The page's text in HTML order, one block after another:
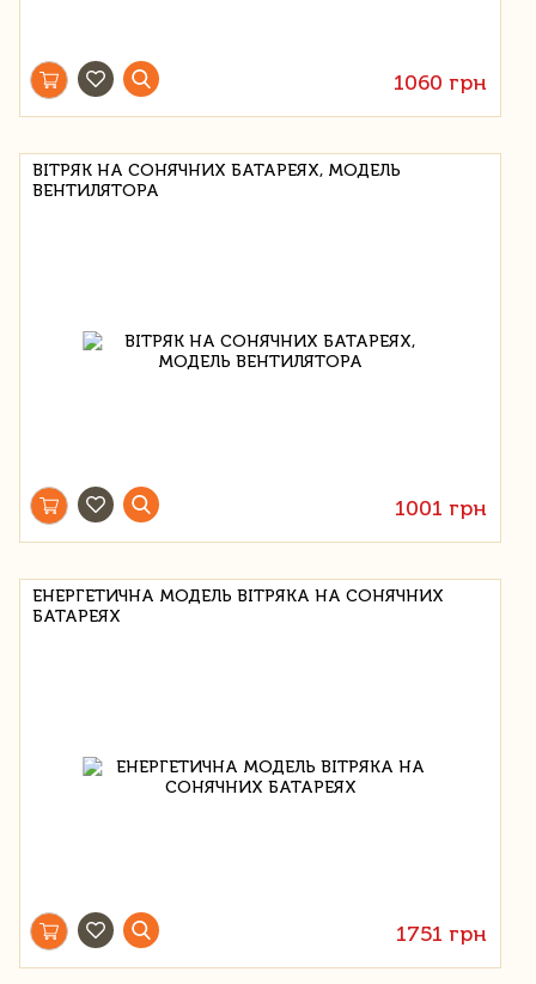
1060 грн
ВІТРЯК НА СОНЯЧНИХ БАТАРЕЯХ, МОДЕЛЬ
ВЕНТИЛЯТОРА
1001 грн
ЕНЕРГЕТИЧНА МОДЕЛЬ ВІТРЯКА НА СОНЯЧНИХ
БАТАРЕЯХ
1751 грн